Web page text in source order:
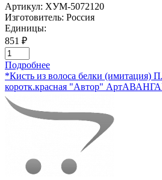
Артикул: ХУМ-5072120
Изготовитель: Россия
Единицы:
851 ₽
Подробнее
*Кисть из волоса белки
коротк.красная "Автор"